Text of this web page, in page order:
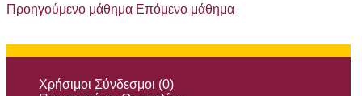
Προηγούμενο μάθημα Επόμενο μάθημα
Χρήσιμοι Σύνδεσμοι (0)